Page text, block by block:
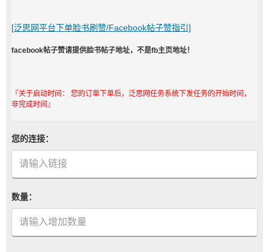
[泛思网平台下单脸书刷赞/Facebook帖子赞指引]
facebook帖子赞请提供脸书帖子地址，不是fb主页地址！
『关于启动时间： 您的订单下单后，泛思网任务系统下发任务的开始时间，
非完成时间』
您的连接：
数量：